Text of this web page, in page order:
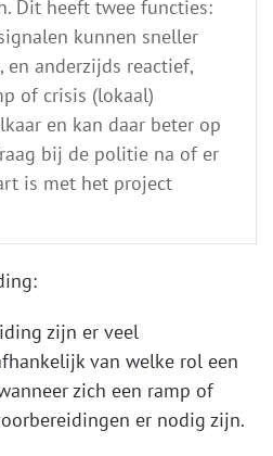
Dit heeft twee functies:
kunnen sneller
en anderzijds reactief,
of crisis (lokaal)
en kan daar beter op
bij de politie na of er
is met het project
zijn er veel
van welke rol een
zich een ramp of
er nodig zijn.